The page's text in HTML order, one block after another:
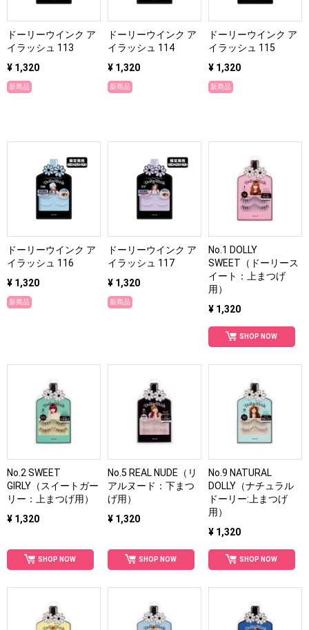
ドーリーウインク ア
イラッシュ 113
¥ 1,320
新商品
ドーリーウインク ア
イラッシュ 114
¥ 1,320
新商品
ドーリーウインク ア
イラッシュ 115
¥ 1,320
新商品
ドーリーウインク ア
イラッシュ 116
¥ 1,320
新商品
ドーリーウインク ア
イラッシュ 117
¥ 1,320
新商品
No.1 DOLLY
SWEET（ドーリース
イート：上まつげ
用）
¥ 1,320
SHOP NOW
No.2 SWEET
GIRLY（スイートガー
リー：上まつげ用）
¥ 1,320
SHOP NOW
No.5 REAL NUDE（リ
アルヌード：下まつ
げ用）
¥ 1,320
SHOP NOW
No.9 NATURAL
DOLLY（ナチュラル
ドーリー:上まつげ
用）
¥ 1,320
SHOP NOW